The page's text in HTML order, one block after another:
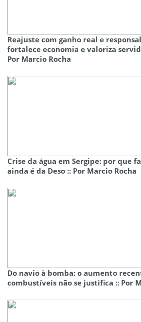
Reajuste com ganho real e
fortalece economia e valoriza
Por Marcio Rocha
Crise da água em Sergipe: por que
ainda é da Deso :: Por Marcio Rocha
Do navio à bomba: o aumento
combustíveis não se justifica :: Por